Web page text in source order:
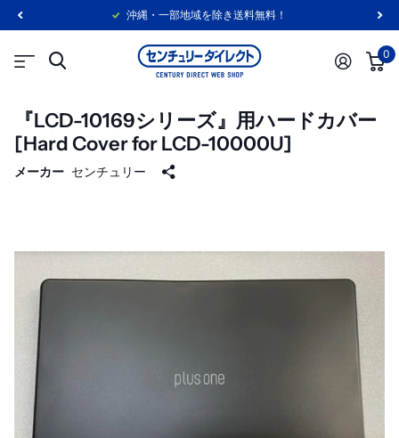
沖縄・一部地域を除き送料無料！
0
『LCD-10169シリーズ』用ハードカバー
[Hard Cover for LCD-10000U]
メーカー センチュリー